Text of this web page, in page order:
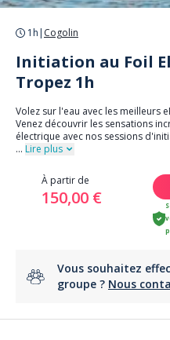
1h | Cogolin
Initiation au Foil
Tropez 1h
Volez sur l'eau avec les meilleurs
Venez découvrir les sensations
électrique avec nos sessions
... Lire plus
À partir de
150,00 €
Vous souhaitez
groupe ? Nous